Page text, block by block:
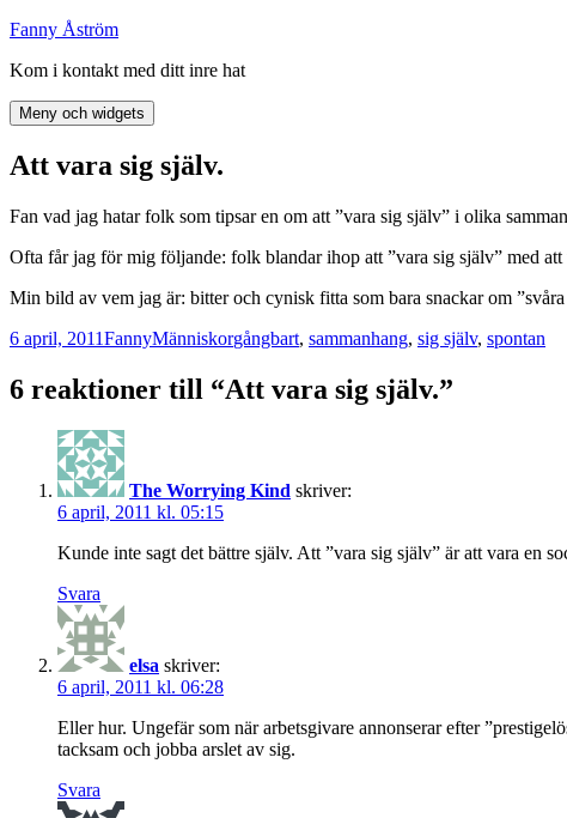
Hoppa
innehåll
Fanny Åström
Kom i kontakt med ditt inre hat
Meny och widgets
Att vara sig själv.
Fan vad jag hatar folk som tipsar en om att ”vara sig själv” i olika
Ofta får jag för mig följande: folk blandar ihop att ”vara sig själv” med
Min bild av vem jag är: bitter och cynisk fitta som bara snackar om
Postat
6 april, 2011Författare
FannyKategorier
MänniskorTaggar
gångbart, sammanhang, sig själv, spontan
6 reaktioner till “Att vara sig själv.”
The Worrying Kind skriver:
6 april, 2011 kl. 05:15
Kunde inte sagt det bättre själv. Att ”vara sig själv” är att vara en
Svara
elsa skriver:
6 april, 2011 kl. 06:28
Eller hur. Ungefär som när arbetsgivare annonserar efter
tacksam och jobba arslet av sig.
Svara